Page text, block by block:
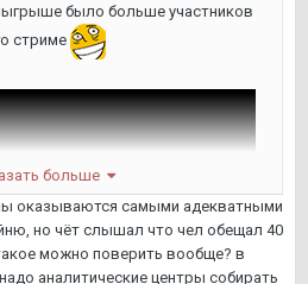
было больше участников
стриме
больше
оказываются самыми адекватными
но чёт слышал что чел обещал 40
можно поверить вообще? в
аналитические центры собирать